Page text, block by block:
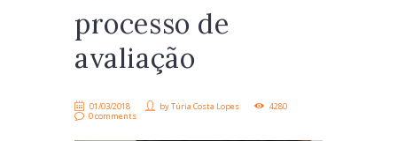
processo de
avaliação
01/03/2018 byTúria Costa Lopes
4280
0 comments